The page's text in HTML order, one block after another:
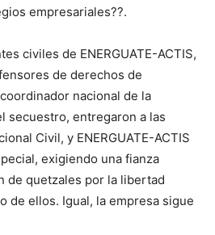
empresariales??.
civiles de ENERGUATE-ACTIS,
de derechos de
nacional de la
secuestro, entregaron a las
Civil, y ENERGUATE-ACTIS
exigiendo una fianza
de quetzales por la libertad
de ellos. Igual, la empresa sigue